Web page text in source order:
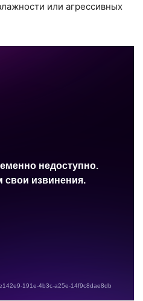
или агрессивных